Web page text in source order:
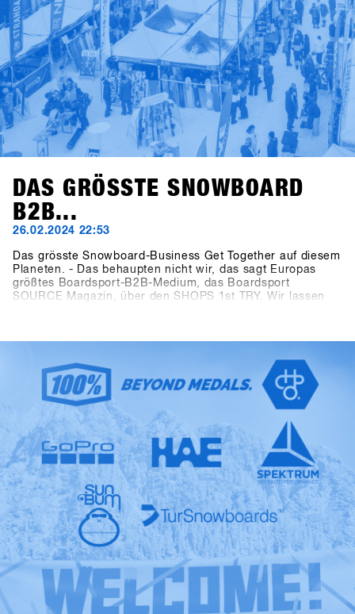
DAS GRÖSSTE SNOWBOARD
B2B...
26.02.2024 22:53
Das grösste Snowboard-Business Get Together auf diesem
Planeten. - Das behaupten nicht wir, das sagt Europas
größtes Boardsport-B2B-Medium, das Boardsport
SOURCE Magazin, über den SHOPS 1st TRY. Wir lassen
während der dreitägigen Veranstaltung 8390 Testvorgänge
aufgezeichnet. Last but not least haben auch die
Abmessungen der Outdoor Fläche mit 2400 qm und die der
Indoor Area mit 1548 qm alle „Pre-Corona“ Dimensionen
übertroffen. Der SFT ist zurück, „bigger, better and
stronger“ als je zuvor, jetzt eben als „Clearly the biggest
snowboard-business get together anywhere on the planet.